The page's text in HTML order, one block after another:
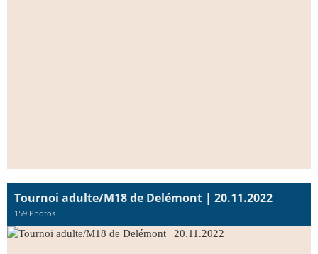
Tournoi adulte/M18 de Delémont | 20.11.2022
159 Photos